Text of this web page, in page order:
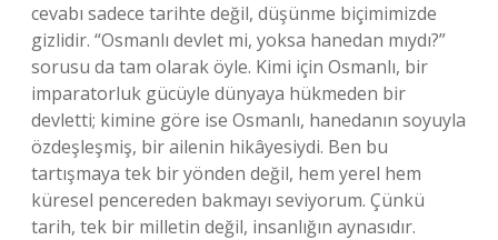
cevabı sadece tarihte değil, düşünme biçimimizde
gizlidir. “Osmanlı devlet mi, yoksa hanedan mıydı?”
sorusu da tam olarak öyle. Kimi için Osmanlı, bir
imparatorluk gücüyle dünyaya hükmeden bir
devletti; kimine göre ise Osmanlı, hanedanın soyuyla
özdeşleşmiş, bir ailenin hikâyesiydi. Ben bu
tartışmaya tek bir yönden değil, hem yerel hem
küresel pencereden bakmayı seviyorum. Çünkü
tarih, tek bir milletin değil, insanlığın aynasıdır.